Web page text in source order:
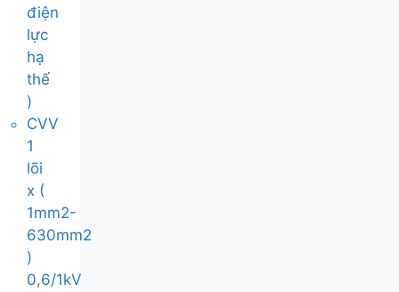
điện
lực
hạ
thế
)
CVV
1
lõi
x (
1mm2-
630mm2
)
0,6/1kV